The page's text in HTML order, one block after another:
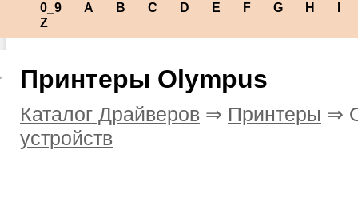
0_9 A B C D E F G H
Z
Принтеры Olympus
Каталог Драйверов ⇒ Принтеры ⇒
устройств